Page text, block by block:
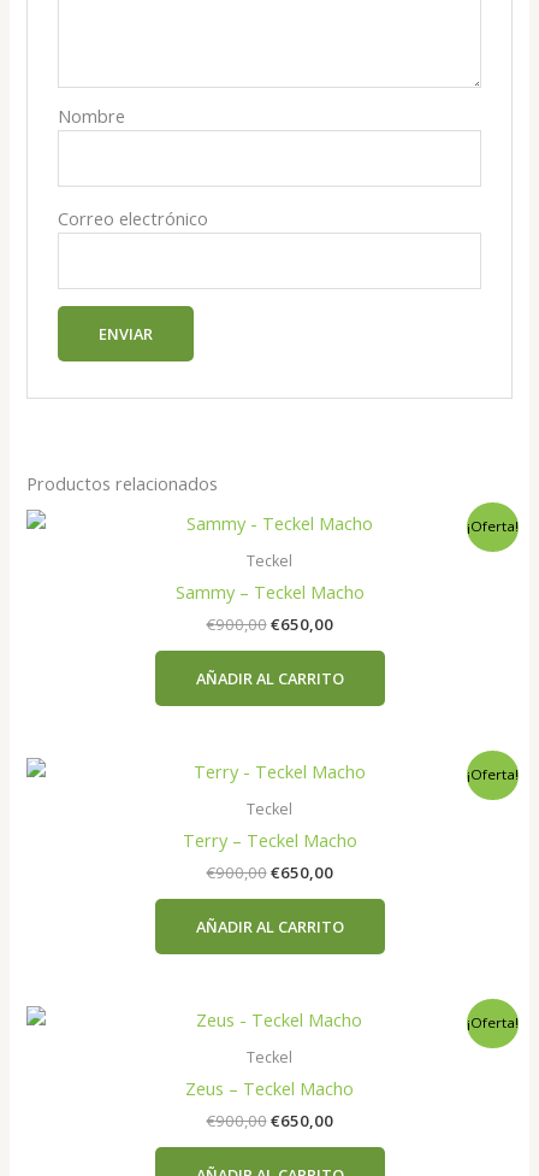
Nombre
Correo electrónico
Productos relacionados
¡Oferta!
Teckel
Sammy – Teckel Macho
€900,00El
era:
€900,00.
€650,00El
es:
€650,00.
AÑADIR AL CARRITO
¡Oferta!
Teckel
Terry – Teckel Macho
€900,00El
era:
€900,00.
€650,00El
es:
€650,00.
AÑADIR AL CARRITO
¡Oferta!
Teckel
Zeus – Teckel Macho
€900,00El
€650,00El